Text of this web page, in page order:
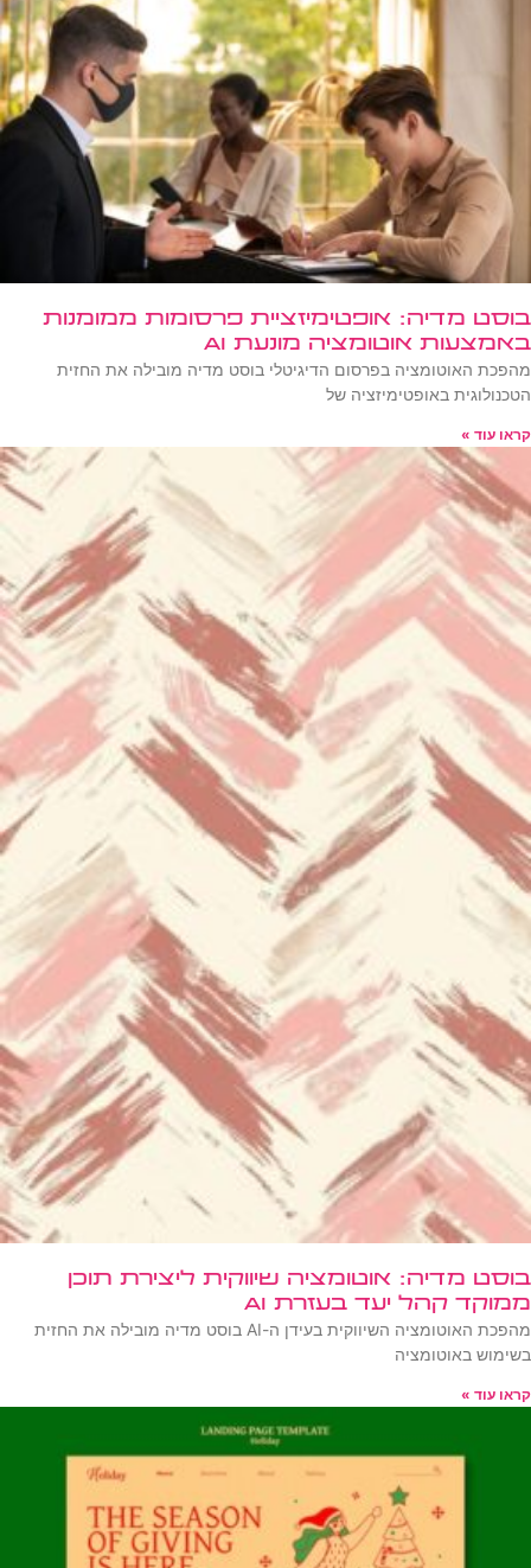
בוסט מדיה: אופטימיזציית פרסומות ממומנות
באמצעות אוטומציה מונעת AI
מהפכת האוטומציה בפרסום הדיגיטלי בוסט מדיה מובילה את החזית
הטכנולוגית באופטימיזציה של
קראו עוד »
בוסט מדיה: אוטומציה שיווקית ליצירת תוכן
ממוקד קהל יעד בעזרת AI
מהפכת האוטומציה השיווקית בעידן ה-AI בוסט מדיה מובילה את החזית
בשימוש באוטומציה
קראו עוד »